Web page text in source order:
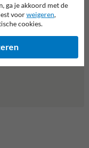
te bereiken op 011
of vul het
mogelijk.
ga je akkoord met de
voorweigeren,
cookies.